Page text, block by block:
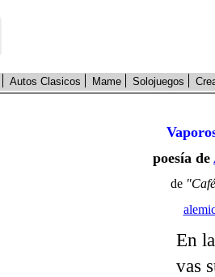
Autos Clasicos Mame Solojuegos
poesía de
de
En
vas